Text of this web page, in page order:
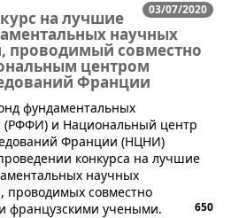
03/07/2020
на лучшие
научных
проводимый совместно
центром
Франции
фундаментальных
(РФФИ) и Национальный центр
Франции (НЦНИ)
конкурса на лучшие
научных
проводимых совместно
французскими учеными.
650